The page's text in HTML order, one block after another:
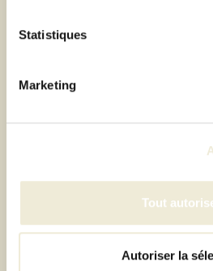
Statistiques
Marketing
Tout
Autoriser la
l'environnement, pour alimenter
table. Le bioéthanol est dérivé de
produit principalement de la
carbone en quantités infimes,
seulement pour un produit de
tout en profitant de la beauté
5. L'expérience
simple produit